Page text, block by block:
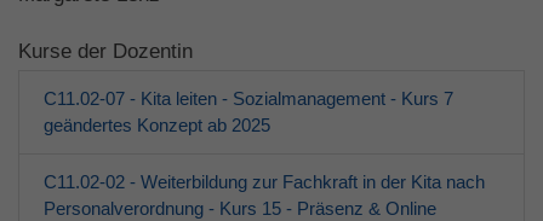
Kurse der Dozentin
C11.02-07 - Kita leiten - Sozialmanagement - Kurs 7
geändertes Konzept ab 2025
C11.02-02 - Weiterbildung zur Fachkraft in der Kita nach
Personalverordnung - Kurs 15 - Präsenz & Online